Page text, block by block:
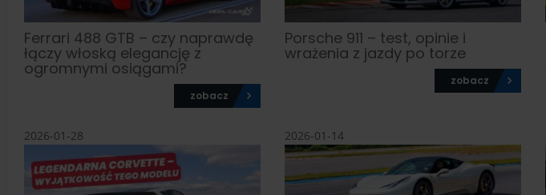
Ferrari 488 GTB – czy naprawdę
łączy włoską elegancję z
ogromnymi osiągami?
zobacz
Porsche 911 – test, opinie i
wrażenia z jazdy po torze
zobacz
2026-01-28 2026-01-14